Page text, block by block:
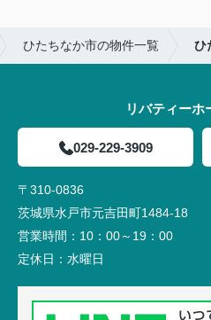
ひたちなか市の物件一覧 ひ
リバティーホ
029-229-3909
〒310-0836
茨城県水戸市元吉田町1484-18
営業時間： 10：00～19：00
定休日： 水曜日